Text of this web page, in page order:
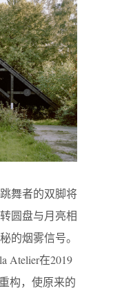
舞者的双脚将
圆盘与月亮相
的烟雾信号。
Atelier在2019
构，使原来的